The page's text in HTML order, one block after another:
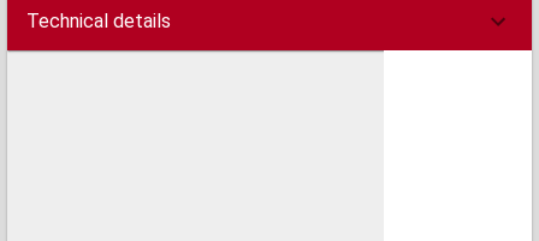
Technical details